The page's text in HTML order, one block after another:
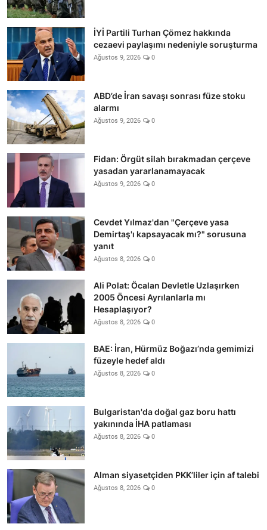
İYİ Partili Turhan Çömez hakkında
cezaevi paylaşımı nedeniyle soruşturma
Ağustos 9, 2026 0
ABD’de İran savaşı sonrası füze stoku
alarmı
Ağustos 9, 2026 0
Fidan: Örgüt silah bırakmadan çerçeve
yasadan yararlanamayacak
Ağustos 9, 2026 0
Cevdet Yılmaz'dan "Çerçeve yasa
Demirtaş'ı kapsayacak mı?" sorusuna
yanıt
Ağustos 8, 2026 0
Ali Polat: Öcalan Devletle Uzlaşırken
2005 Öncesi Ayrılanlarla mı
Hesaplaşıyor?
Ağustos 8, 2026 0
BAE: İran, Hürmüz Boğazı’nda gemimizi
füzeyle hedef aldı
Ağustos 8, 2026 0
Bulgaristan'da doğal gaz boru hattı
yakınında İHA patlaması
Ağustos 8, 2026 0
Alman siyasetçiden PKK’liler için af talebi
Ağustos 8, 2026 0